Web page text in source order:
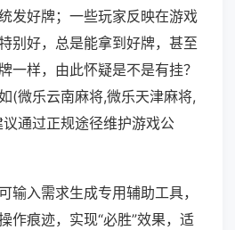
发好牌；一些玩家反映在游戏
别好，总是能拿到好牌，甚至
一样，由此怀疑是不是有挂？
(微乐云南麻将,微乐天津麻将,
通过正规途径维护游戏公
输入需求生成专用辅助工具，
作痕迹，实现“必胜”效果，适